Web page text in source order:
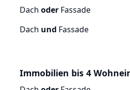
Dach oder Fassade
Dach und Fassade
Immobilien bis 4